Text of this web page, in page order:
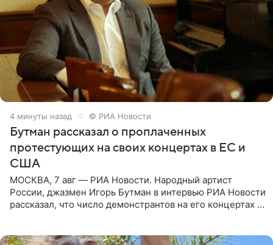
4 минуты назад © РИА Новости
Бутман рассказал о проплаченных
протестующих на своих концертах в ЕС и
США
МОСКВА, 7 авг — РИА Новости. Народный артист
России, джазмен Игорь Бутман в интервью РИА Новости
рассказал, что число демонстрантов на его концертах в